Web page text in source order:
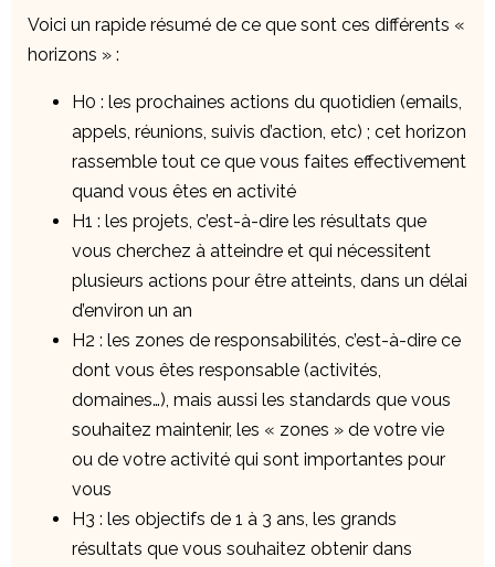
Voici un rapide résumé de ce que sont ces différents «
horizons » :
H0 : les prochaines actions du quotidien (emails,
appels, réunions, suivis d’action, etc) ; cet horizon
rassemble tout ce que vous faites effectivement
quand vous êtes en activité
H1 : les projets, c’est-à-dire les résultats que
vous cherchez à atteindre et qui nécessitent
plusieurs actions pour être atteints, dans un délai
d’environ un an
H2 : les zones de responsabilités, c’est-à-dire ce
dont vous êtes responsable (activités,
domaines…), mais aussi les standards que vous
souhaitez maintenir, les « zones » de votre vie
ou de votre activité qui sont importantes pour
vous
H3 : les objectifs de 1 à 3 ans, les grands
résultats que vous souhaitez obtenir dans